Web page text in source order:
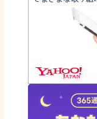
占いの流れ
おすすめの